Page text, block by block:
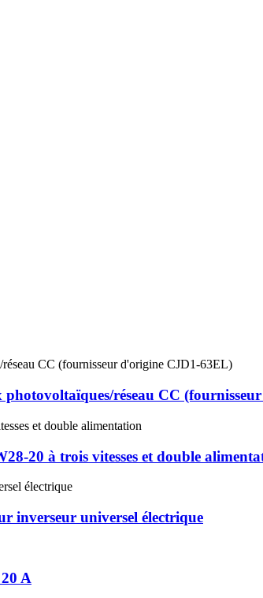
réseau CC
20 à trois vitesses et double
inverseur universel électrique
A